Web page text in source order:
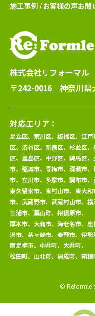
施工事例 / お客様の声お問
株式会社リフォーマル
〒242-0016 神奈川県
対応エリア：
足立区、荒川区、板橋区、江
区、渋谷区、新宿区、杉並区
区、豊島区、中野区、練馬区
市、稲城市、青梅市、清瀬市
市、立川市、多摩市、調布市、
東久留米市、東村山市、東大
市、武蔵野市、武蔵村山市、横
三浦市、葉山町、相模原市、
厚木市、大和市、海老名市、
沢市、茅ヶ崎市、秦野市、伊勢
南足柄市、中井町、大井町、
松田町、山北町、開成町、箱
© Reformle